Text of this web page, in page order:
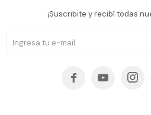
¡Suscribite y recibí todas
  